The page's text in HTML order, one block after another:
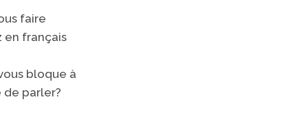
faire
en français
bloque à
de parler?